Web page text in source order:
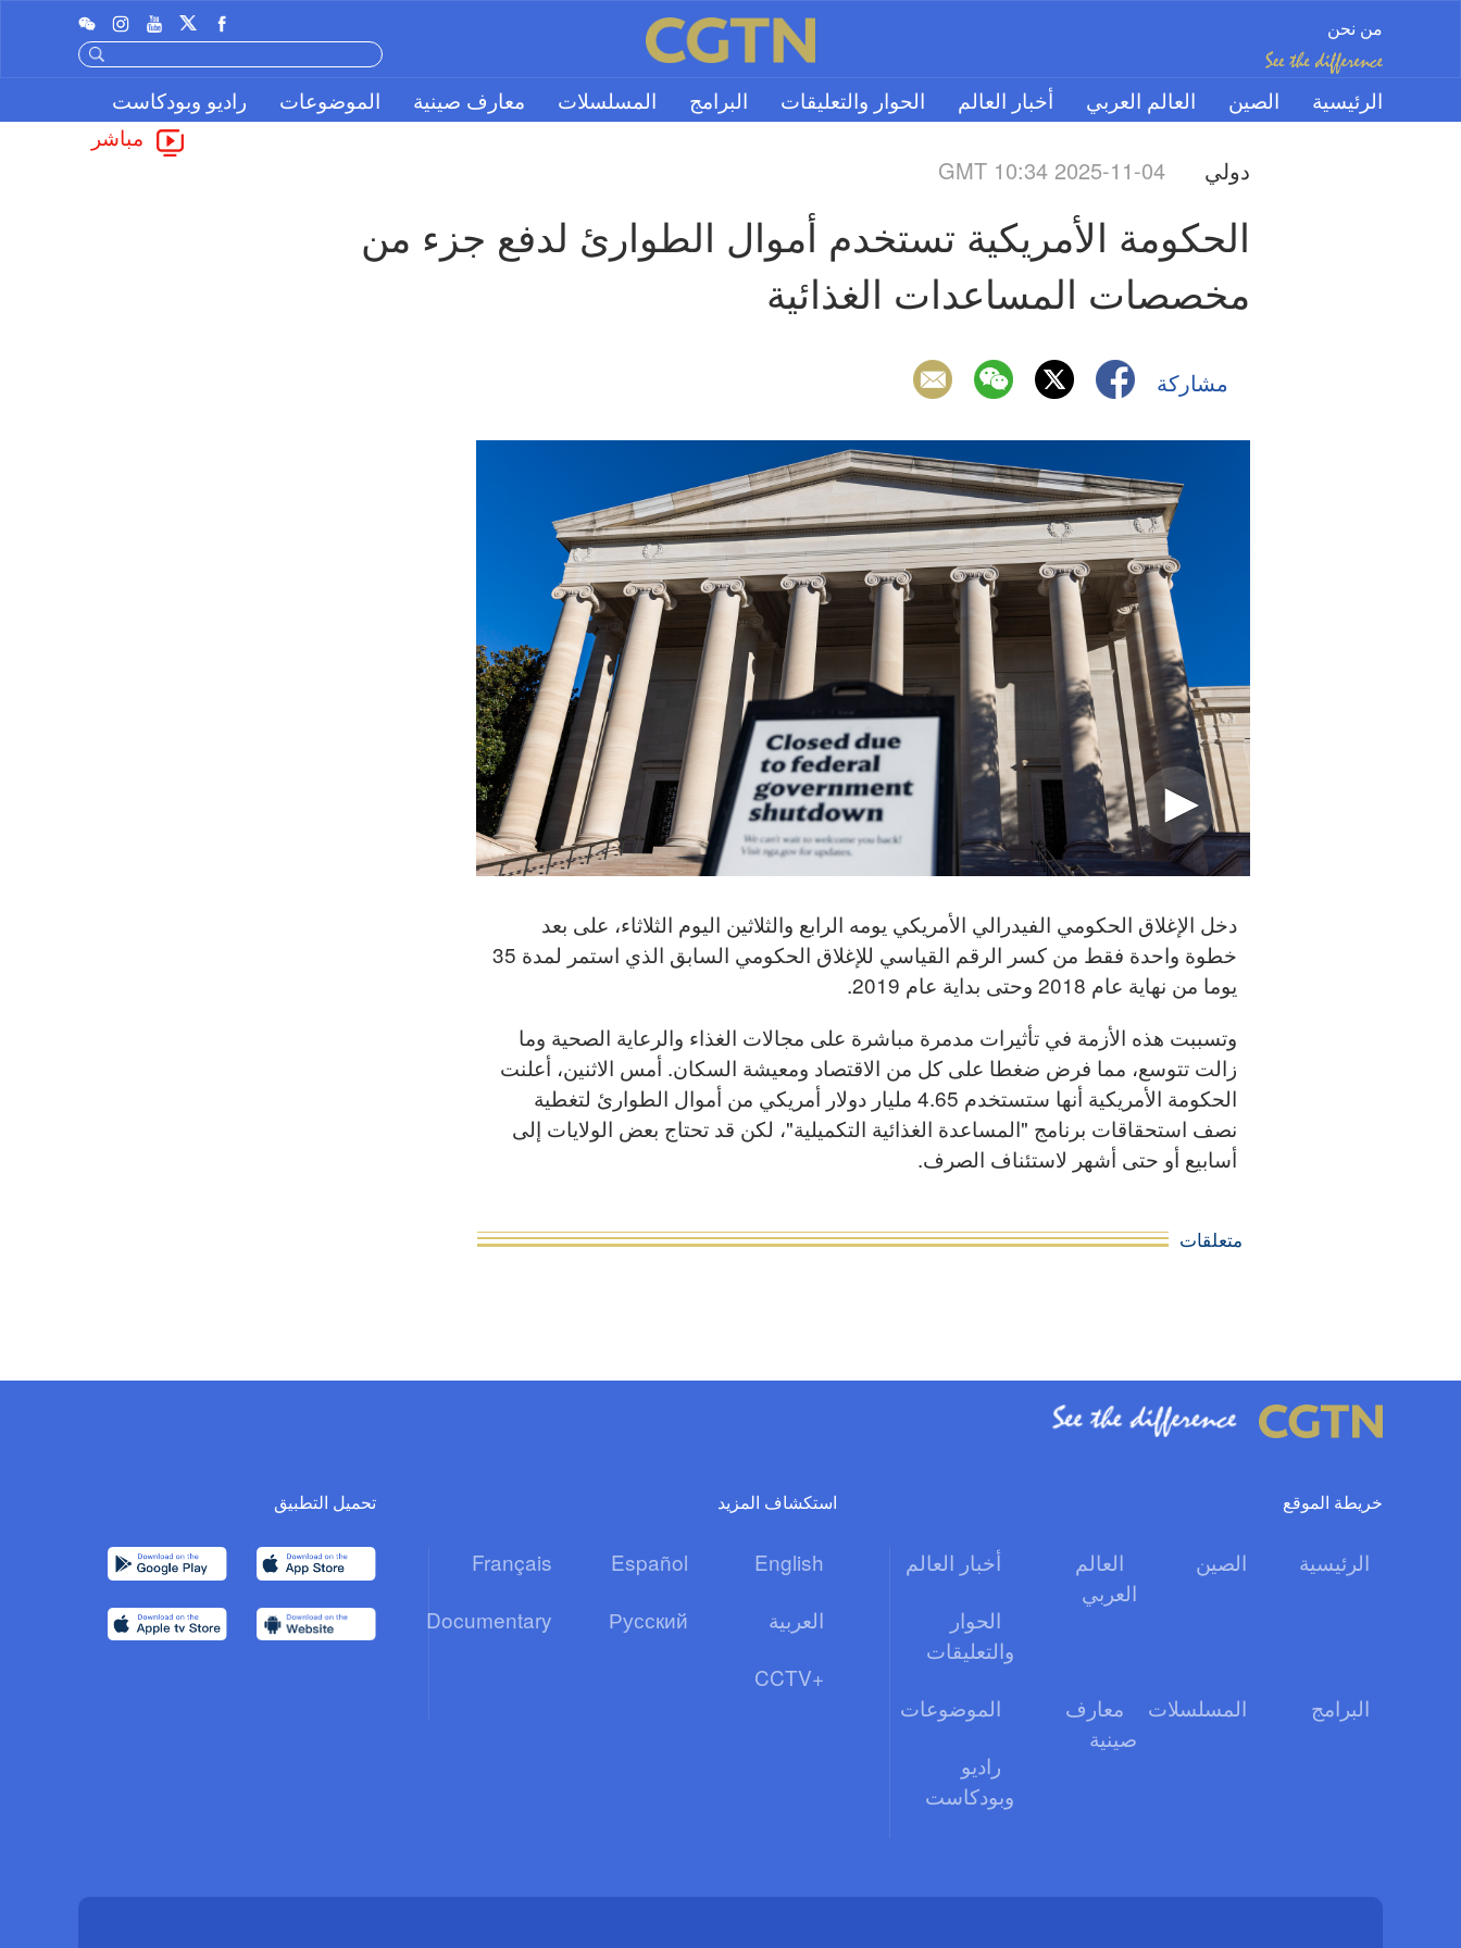
من نحن
الرئيسية الصين العالم العربي أخبار العالم الحوار والتعليقات البرامج المسلسلات معارف صينية الموضوعات
راديو وبودكاست
مباشر
دولي GMT 10:34 2025-11-04
مخصصات المساعدات الغذائية
مشاركة
دخل الإغلاق الحكومي الفيدرالي الأمريكي يومه الرابع والثلاثين اليوم الثلاثاء، على بعد
خطوة واحدة فقط من كسر الرقم القياسي للإغلاق الحكومي السابق الذي استمر لمدة 35
يوما من نهاية عام 2018 وحتى بداية عام 2019.
وتسببت هذه الأزمة في تأثيرات مدمرة مباشرة على مجالات الغذاء والرعاية الصحية وما
زالت تتوسع، مما فرض ضغطا على كل من الاقتصاد ومعيشة السكان. أمس الاثنين، أعلنت
الحكومة الأمريكية أنها ستستخدم 4.65 مليار دولار أمريكي من أموال الطوارئ لتغطية
نصف استحقاقات برنامج "المساعدة الغذائية التكميلية"، لكن قد تحتاج بعض الولايات إلى
أسابيع أو حتى أشهر لاستئناف الصرف.
متعلقات
خريطة الموقع
الرئيسية الصين
العالم
العربي
أخبار العالم
الحوار
والتعليقات
البرامج
المسلسلات
معارف
صينية
الموضوعات
راديو
وبودكاست
استكشاف المزيد
English
Español
Français
العربية
Русский
Documentary
CCTV+
تحميل التطبيق